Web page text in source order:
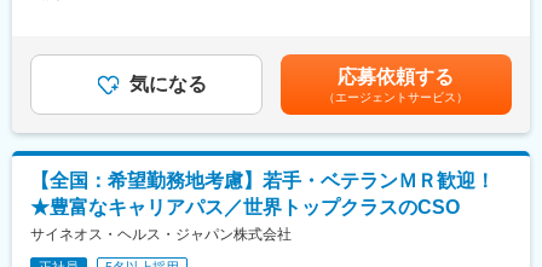
も極力勤務地を考慮させていただきます）
※プロジェクトの状況によっては、選考保留（ご紹介できるプロジ
ェクトが出るまで保留）となる場合もございますのであらかじめ
ご認識の程よろしくお願いします※
■同社の魅力：
（1）充実したサポート体制
配属後は担当マネージャーが丁寧に支援します。日々の仕事の悩
みや、キャリア形成の相談等、伴走者として活躍をサポートしま
度支給）※ただし支給条件有。賃金はあくまでも目安の金額であ
り、選考を通じて上下する可能性があります。月給(月額)は固定手
当を含めた表記です。
気になる 応募依頼する
（エージェントサービス）
【全国：希望勤務地考慮】若手・ベテランＭＲ歓迎！
★豊富なキャリアパス／世界トップクラスのCSO
サイネオス・ヘルス・ジャパン株式会社